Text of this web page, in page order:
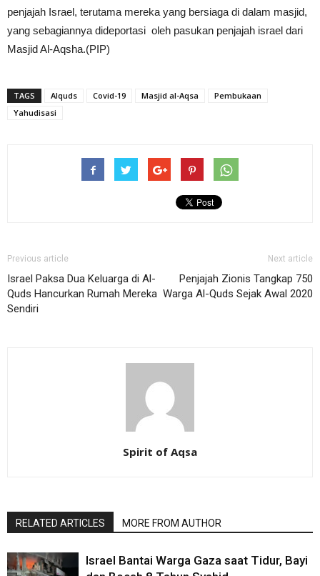
penjajah Israel, terutama mereka yang bersiaga di dalam masjid,
yang sebagiannya dideportasi oleh pasukan penjajah israel dari
Masjid Al-Aqsha.(PIP)
TAGS Alquds Covid-19 Masjid al-Aqsa
Pembukaan
Yahudisasi
Previous article
Israel Paksa Dua Keluarga di Al-
Quds Hancurkan Rumah Mereka
Sendiri
Next article
Penjajah Zionis Tangkap 750
Warga Al-Quds Sejak Awal 2020
Spirit of Aqsa
RELATED ARTICLES MORE FROM AUTHOR
Israel Bantai Warga Gaza saat Tidur, Bayi